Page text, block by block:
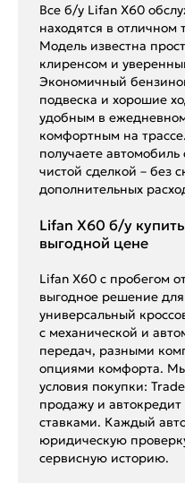
Все б/у Lifan X60
находятся в отличном
Модель известна
клиренсом и
Экономичный
подвеска и хорошие
удобным в
комфортным на
получаете
чистой сделкой – без
дополнительных
Lifan X60 б/у
выгодной цене
Lifan X60 с пробегом
выгодное решение
универсальный
с механической и
передач, разными
опциями комфорта.
условия покупки:
продажу и
ставками. Каждый
юридическую
сервисную историю.